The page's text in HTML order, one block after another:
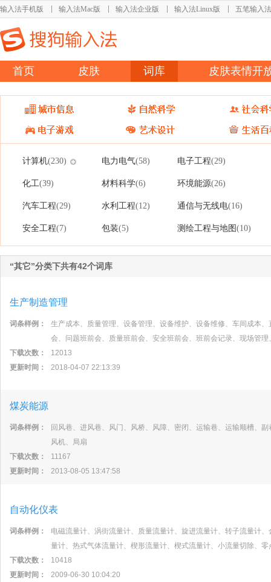
输入法手机版 输入法Mac版 输入法企业版 输入法Linux版 五笔输入法
首页 皮肤 词库 皮肤表情开
计算机(230) 电力电气(58) 电子工程(29)
化工(39) 材料科学(6) 环境能源(26)
汽车工程(29) 水利工程(12) 通信与无线电(16)
安全工程(7) 包装(5) 测绘工程与地图(10)
“其它”分类下共有42个词库
生产制造管理
词条样例：
生产成本、质量管理、设备管理、设备维护、设备维修、车间成本
会、问题班前会、质量班前会、安全班前会、班前会记录、现场管理
下载次数：
12013
更新时间：
2018-04-07 22:13:39
煤炭能源
词条样例：
回风巷、进风巷、风门、风桥、风障、密闭、运输巷、运输顺槽、
风机、局扇
下载次数：
11167
更新时间：
2013-08-05 13:47:58
自动化仪表
词条样例：
电磁流量计、涡街流量计、质量流量计、旋进流量计、转子流量计
量计、热式气体流量计、楔形流量计、楔式流量计、小流量切除、
下载次数：
10418
更新时间：
2009-06-30 10:04:20